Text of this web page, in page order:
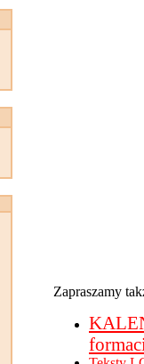
Zapraszamy